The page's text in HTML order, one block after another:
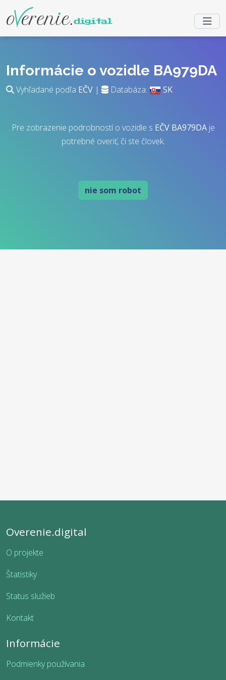
Informácie o vozidle BA979DA
Vyhľadané podľa EČV | Databáza: SK
Pre zobrazenie podrobností o vozidle s EČV BA979DAje
potrebné overiť, či ste človek.
nie som robot
Overenie.digital
O projekte
Štatistiky
Status služieb
Kontakt
Informácie
Podmienky používania